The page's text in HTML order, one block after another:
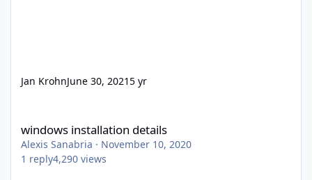
Jan KrohnJune 30, 20215 yr
windows installation details
Alexis Sanabria · November 10, 2020
1 reply4,290 views